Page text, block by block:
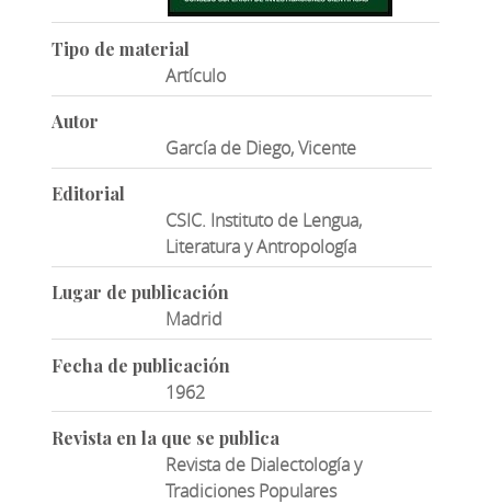
Tipo de material
Artículo
Autor
García de Diego, Vicente
Editorial
CSIC. Instituto de Lengua,
Literatura y Antropología
Lugar de publicación
Madrid
Fecha de publicación
1962
Revista en la que se publica
Revista de Dialectología y
Tradiciones Populares